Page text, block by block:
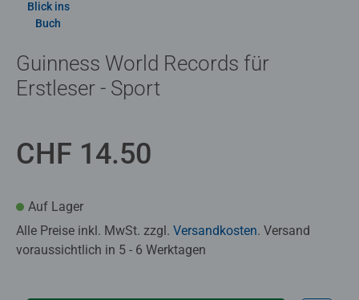
Blick ins
Buch
Guinness World Records für
Erstleser - Sport
CHF 14.50
Auf Lager
Alle Preise inkl. MwSt. zzgl. Versandkosten. Versand
voraussichtlich in 5 - 6 Werktagen